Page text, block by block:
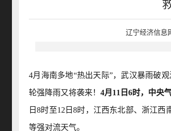
辽宁经济信息
4月海南多地“热出天际”，武汉暴雨破
轮强降雨又将袭来！ 4月11日6时，中央
日8时至12日8时，江西东北部、浙江
等强对流天气。